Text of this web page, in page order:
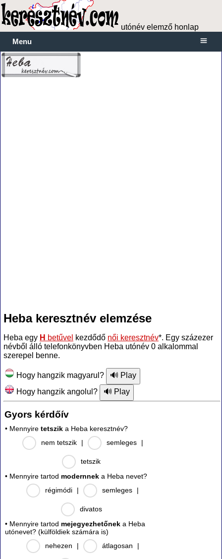
utónév elemző honlap
Menu
Heba keresztnév elemzése
Heba egy H betűvel kezdődő női keresztnév*. Egy százezer
névből álló telefonkönyvben Heba utónév 0 alkalommal
szerepel benne.
Hogy hangzik magyarul?
Hogy hangzik angolul?
Gyors kérdőív
• Mennyire tetszik a Heba keresztnév?
nem tetszik
| semleges |
tetszik
• Mennyire tartod modernnek a Heba nevet?
régimódi
| semleges |
divatos
• Mennyire tartod mejegyezhetőnek a Heba
utónevet? (külföldiek számára is)
nehezen
| átlagosan |